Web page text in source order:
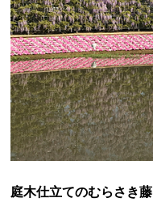
庭木仕立てのむらさき藤